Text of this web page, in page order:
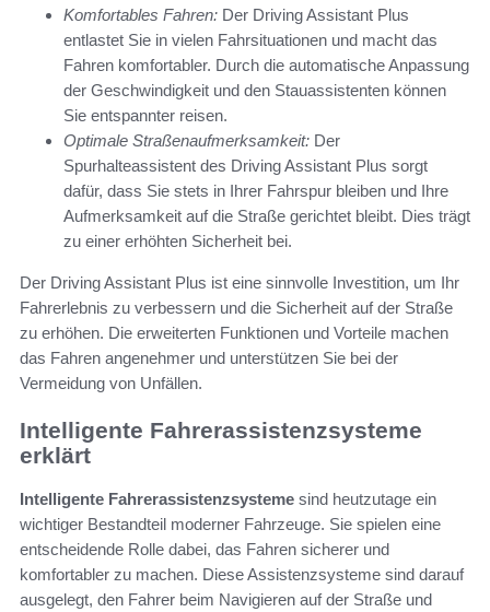
Komfortables Fahren: Der Driving Assistant Plus
entlastet Sie in vielen Fahrsituationen und macht das
Fahren komfortabler. Durch die automatische Anpassung
der Geschwindigkeit und den Stauassistenten können
Sie entspannter reisen.
Optimale Straßenaufmerksamkeit: Der
Spurhalteassistent des Driving Assistant Plus sorgt
dafür, dass Sie stets in Ihrer Fahrspur bleiben und Ihre
Aufmerksamkeit auf die Straße gerichtet bleibt. Dies trägt
zu einer erhöhten Sicherheit bei.
Der Driving Assistant Plus ist eine sinnvolle Investition, um Ihr
Fahrerlebnis zu verbessern und die Sicherheit auf der Straße
zu erhöhen. Die erweiterten Funktionen und Vorteile machen
das Fahren angenehmer und unterstützen Sie bei der
Vermeidung von Unfällen.
Intelligente Fahrerassistenzsysteme
erklärt
Intelligente Fahrerassistenzsysteme sind heutzutage ein
wichtiger Bestandteil moderner Fahrzeuge. Sie spielen eine
entscheidende Rolle dabei, das Fahren sicherer und
komfortabler zu machen. Diese Assistenzsysteme sind darauf
ausgelegt, den Fahrer beim Navigieren auf der Straße und